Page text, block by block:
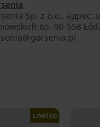
Sp. z o.o., aдрес:
65, 90-558
LIMITED